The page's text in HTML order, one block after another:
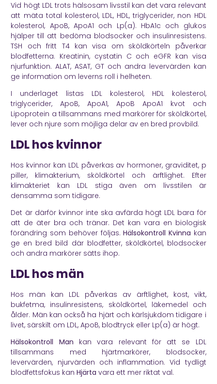
Vid högt LDL trots hälsosam livsstil kan det vara relevant
att mäta total kolesterol, LDL, HDL, triglycerider, non HDL
kolesterol, ApoB, ApoA1 och Lp(a). HbA1c och glukos
hjälper till att bedöma blodsocker och insulinresistens.
TSH och fritt T4 kan visa om sköldkörteln påverkar
blodfetterna. Kreatinin, cystatin C och eGFR kan visa
njurfunktion. ALAT, ASAT, GT och andra levervärden kan
ge information om leverns roll i helheten.
I underlaget listas LDL kolesterol, HDL kolesterol,
triglycerider, ApoB, ApoA1, ApoB ApoA1 kvot och
Lipoprotein a tillsammans med markörer för sköldkörtel,
lever och njure som möjliga delar av en bred provbild.
LDL hos kvinnor
Hos kvinnor kan LDL påverkas av hormoner, graviditet, p
piller, klimakterium, sköldkörtel och ärftlighet. Efter
klimakteriet kan LDL stiga även om livsstilen är
densamma som tidigare.
Det är därför kvinnor inte ska avfärda högt LDL bara för
att de äter bra och tränar. Det kan vara en biologisk
förändring som behöver följas.Hälsokontroll Kvinna kan
ge en bred bild där blodfetter, sköldkörtel, blodsocker
och andra markörer sätts ihop.
LDL hos män
Hos män kan LDL påverkas av ärftlighet, kost, vikt,
bukfetma, insulinresistens, sköldkörtel, läkemedel och
ålder. Män kan också ha hjärt och kärlsjukdom tidigare i
livet, särskilt om LDL, ApoB, blodtryck eller Lp(a) är högt.
Hälsokontroll Man kan vara relevant för att se LDL
tillsammans med hjärtmarkörer, blodsocker,
levervärden, njurvärden och inflammation. Vid tydligt
blodfettsfokus kanHjärta vara ett mer riktat val.